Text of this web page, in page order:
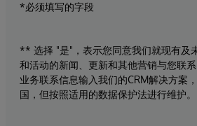
*必须填写的字段
** 选择 "是"，表示您同意我们就现有及
和活动的新闻、更新和其他营销与您联
业务联系信息输入我们的CRM解决方案
国，但按照适用的数据保护法进行维护。